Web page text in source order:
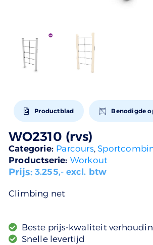
Productblad Benodigde
WO2310 (rvs)
Categorie: Parcours,
Productserie: Workout
Prijs:3.255,- excl. btw
Climbing net
Beste prijs-kwaliteit
Snelle levertijd